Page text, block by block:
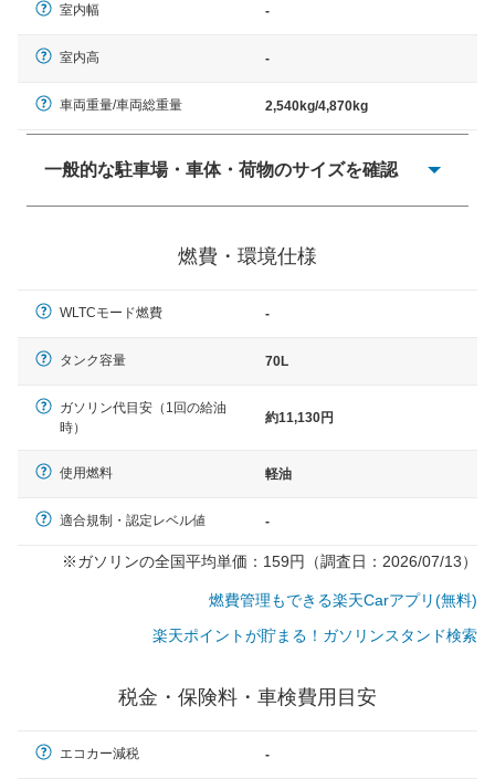
室内幅 -
室内高 -
車両重量/車両総重量 2,540kg/4,870kg
一般的な駐車場・車体・荷物のサイズを確認
× 長さ 5,000mm 車路幅 5,000mmというサイズが標準値
燃費・環境仕様
WLTCモード燃費 -
タンク容量 70L
ガソリン代目安（1回の給油
時）
約11,130円
使用燃料 軽油
適合規制・認定レベル値 -
※ガソリンの全国平均単価：159円（調査日：2026/07/13）
燃費管理もできる楽天Carアプリ(無料)
楽天ポイントが貯まる！ガソリンスタンド検索
税金・保険料・車検費用目安
エコカー減税 -